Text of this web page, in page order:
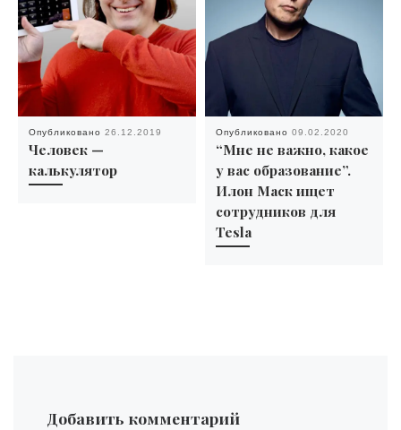
Опубликовано 26.12.2019
Человек —
калькулятор
Опубликовано 09.02.2020
“Мне не важно, какое
у вас образование”.
Илон Маск ищет
сотрудников для
Tesla
Добавить комментарий